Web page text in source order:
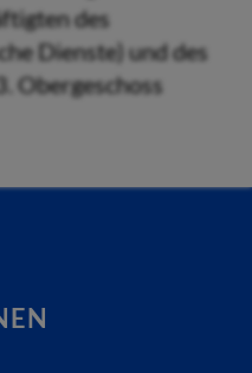
des
Dienste) und des
Obergeschoss